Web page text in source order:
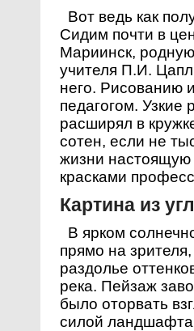
Вот ведь как
Сидим почти в
Мариинск,
учителя П.И.
него. Рисованию
педагогом.
расширял в
сотен, если не
жизни
красками
Картина из
В ярком
прямо на
раздолье
река. Пейзаж
было оторвать
силой